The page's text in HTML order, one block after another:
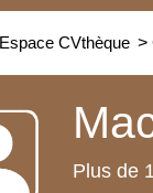
Espace CVthèque >
Plus de